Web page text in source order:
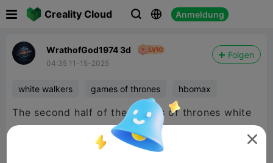
Creality Cloud   Anmeldung
WrathofGod1974 3d
04:35 11-15-2025
Folgen
white walkers games of thrones hbomax
The second half of the Games of thrones white
walker chess set.. 2 packs set of 6.. Absolutely
free. I never charge for files.
